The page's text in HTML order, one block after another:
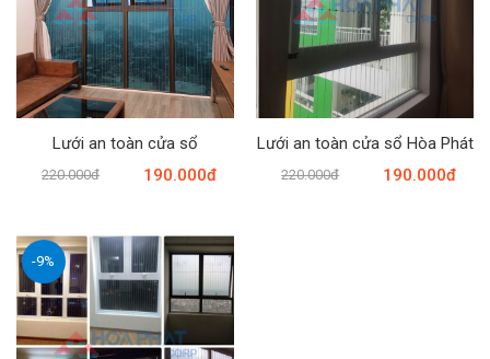
Lưới an toàn cửa sổ
190.000đ
220.000đ
Lưới an toàn cửa sổ Hòa Phát
190.000đ
220.000đ
-9%